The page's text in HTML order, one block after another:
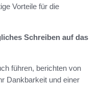
Vorteile für die
Schreiben auf das
führen, berichten von
Dankbarkeit und einer